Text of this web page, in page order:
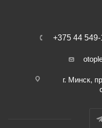
+375 44
г. Минск,